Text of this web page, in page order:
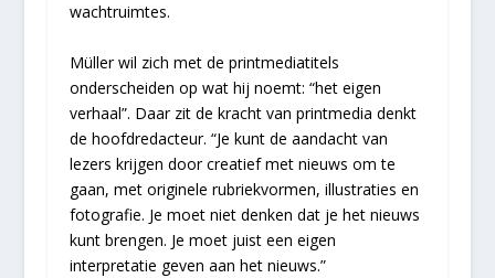
wachtruimtes.
Müller wil zich met de printmediatitels
onderscheiden op wat hij noemt: “het eigen
verhaal”. Daar zit de kracht van printmedia denkt
de hoofdredacteur. “Je kunt de aandacht van
lezers krijgen door creatief met nieuws om te
gaan, met originele rubriekvormen, illustraties en
fotografie. Je moet niet denken dat je het nieuws
kunt brengen. Je moet juist een eigen
interpretatie geven aan het nieuws.”